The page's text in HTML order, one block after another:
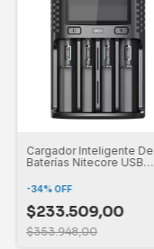
Cargador Inteligente De
Baterías Nitecore USB
-34%OFF
$233.509,00
$353.948,00